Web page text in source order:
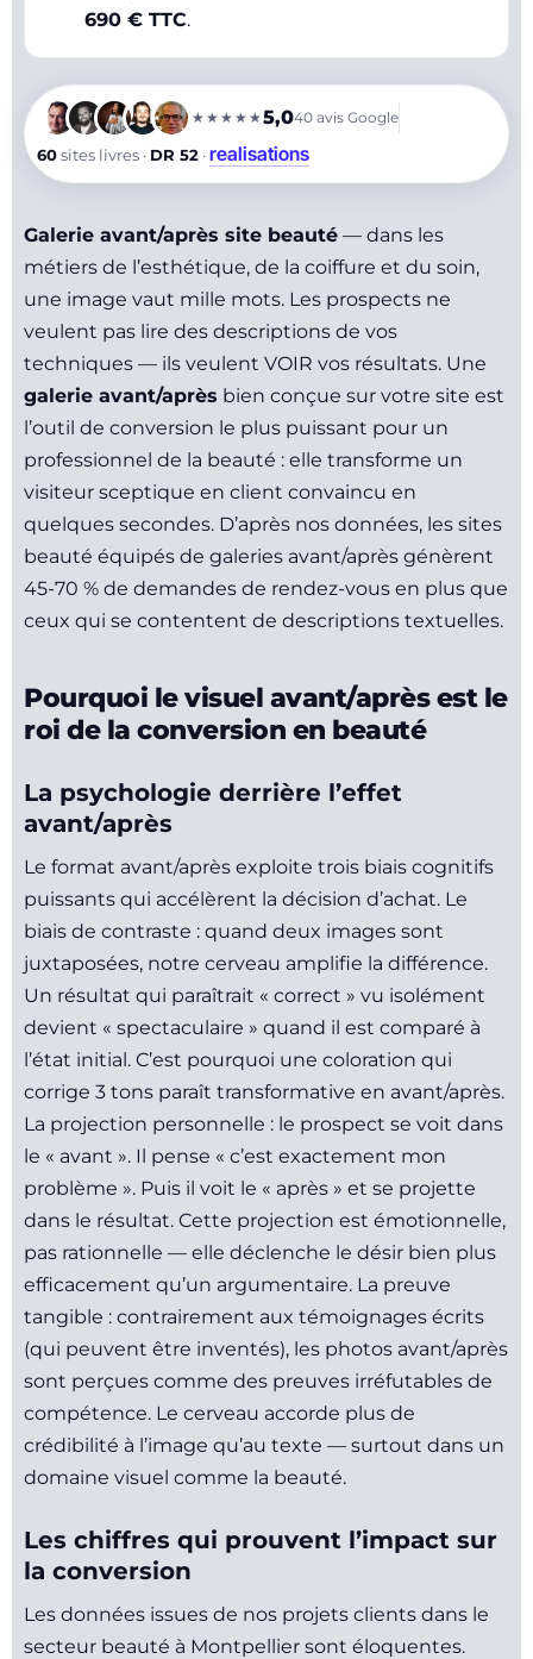
690 € TTC.
★★★★★5,040 avis Google
60 sites livres · DR 52 · realisations
Galerie avant/après site beauté — dans les
métiers de l’esthétique, de la coiffure et du soin,
une image vaut mille mots. Les prospects ne
veulent pas lire des descriptions de vos
techniques — ils veulent VOIR vos résultats. Une
galerie avant/après bien conçue sur votre site est
l’outil de conversion le plus puissant pour un
professionnel de la beauté : elle transforme un
visiteur sceptique en client convaincu en
quelques secondes. D’après nos données, les sites
beauté équipés de galeries avant/après génèrent
45-70 % de demandes de rendez-vous en plus que
ceux qui se contentent de descriptions textuelles.
Pourquoi le visuel avant/après est le
roi de la conversion en beauté
La psychologie derrière l’effet
avant/après
Le format avant/après exploite trois biais cognitifs
puissants qui accélèrent la décision d’achat. Le
biais de contraste : quand deux images sont
juxtaposées, notre cerveau amplifie la différence.
Un résultat qui paraîtrait « correct » vu isolément
devient « spectaculaire » quand il est comparé à
l’état initial. C’est pourquoi une coloration qui
corrige 3 tons paraît transformative en avant/après.
La projection personnelle : le prospect se voit dans
le « avant ». Il pense « c’est exactement mon
problème ». Puis il voit le « après » et se projette
dans le résultat. Cette projection est émotionnelle,
pas rationnelle — elle déclenche le désir bien plus
efficacement qu’un argumentaire. La preuve
tangible : contrairement aux témoignages écrits
(qui peuvent être inventés), les photos avant/après
sont perçues comme des preuves irréfutables de
compétence. Le cerveau accorde plus de
crédibilité à l’image qu’au texte — surtout dans un
domaine visuel comme la beauté.
Les chiffres qui prouvent l’impact sur
la conversion
Les données issues de nos projets clients dans le
secteur beauté à Montpellier sont éloquentes.